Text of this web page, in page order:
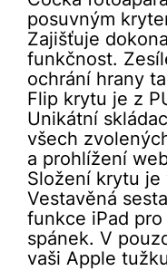
posuvným
Zajišťuje
funkčnost.
ochrání hrany
Flip krytu je z
Unikátní
všech
a prohlížení
Složení krytu je
Vestavěná
funkce iPad
spánek. V
vaši Apple